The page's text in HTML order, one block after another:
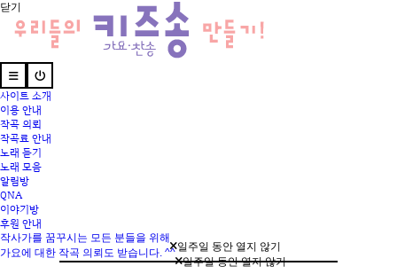
사이트 소개
이용 안내
작곡 의뢰
작곡료 안내
노래 듣기
노래 모음
알림방
QNA
이야기방
후원 안내
작사가를 꿈꾸시는 모든 분들을 위해
일주일 동안 열지 않기
가요에 대한 작곡 의뢰도 받습니다. ^^
일주일 동안 열지 않기
닫기